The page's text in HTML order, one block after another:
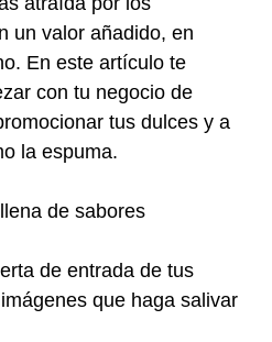
un valor añadido, en
En este artículo te
con tu negocio de
tus dulces y a
la espuma.
de sabores
de entrada de tus
que haga salivar